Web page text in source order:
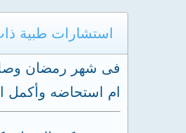
استشارات طبية
ام استحاضه وأكمل